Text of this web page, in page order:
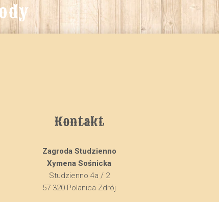
Kontakt
Zagroda Studzienno
Xymena Sośnicka
Studzienno 4a / 2
57-320 Polanica Zdrój